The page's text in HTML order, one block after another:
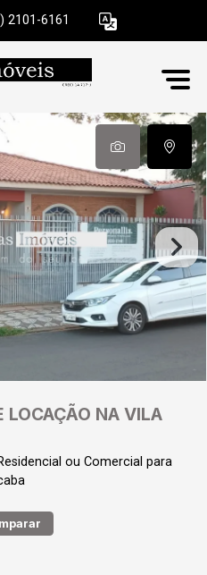
2101-6161
LOCAÇÃO NA VILA
ou Comercial para